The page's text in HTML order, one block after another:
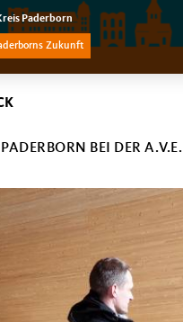
Paderborn
Zukunft
BEI DER A.V.E.